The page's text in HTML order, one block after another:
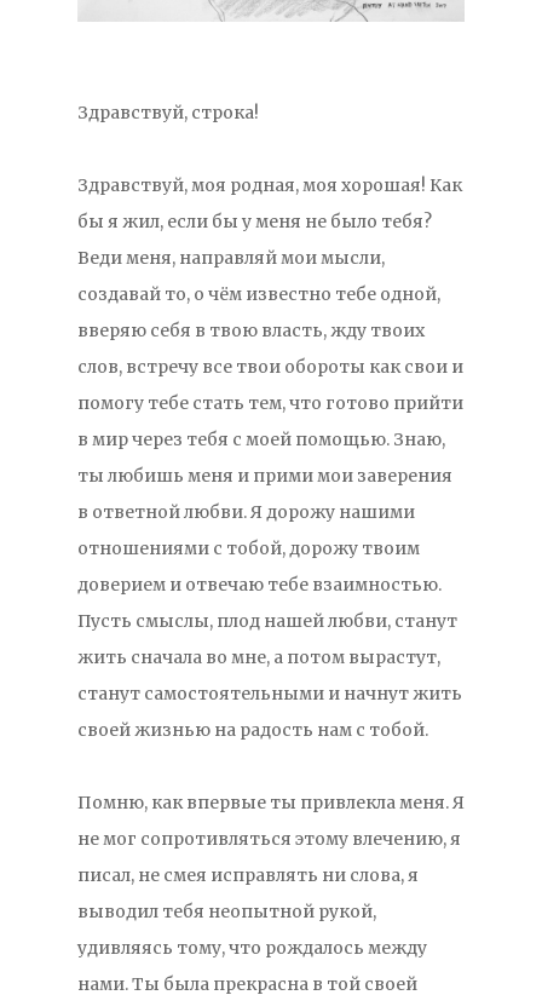
Здравствуй, строка!
Здравствуй, моя родная, моя хорошая! Как
бы я жил, если бы у меня не было тебя?
Веди меня, направляй мои мысли,
создавай то, о чём известно тебе одной,
вверяю себя в твою власть, жду твоих
слов, встречу все твои обороты как свои и
помогу тебе стать тем, что готово прийти
в мир через тебя с моей помощью. Знаю,
ты любишь меня и прими мои заверения
в ответной любви. Я дорожу нашими
отношениями с тобой, дорожу твоим
доверием и отвечаю тебе взаимностью.
Пусть смыслы, плод нашей любви, станут
жить сначала во мне, а потом вырастут,
станут самостоятельными и начнут жить
своей жизнью на радость нам с тобой.
Помню, как впервые ты привлекла меня. Я
не мог сопротивляться этому влечению, я
писал, не смея исправлять ни слова, я
выводил тебя неопытной рукой,
удивляясь тому, что рождалось между
нами. Ты была прекрасна в той своей